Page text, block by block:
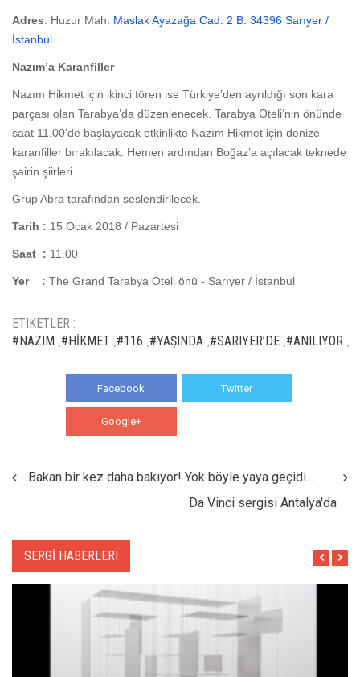
Adres: Huzur Mah. Maslak Ayazağa Cad. 2 B. 34396 Sarıyer /
İstanbul
Nazım’a Karanfiller
Nazım Hikmet için ikinci tören ise Türkiye’den ayrıldığı son kara
parçası olan Tarabya’da düzenlenecek. Tarabya Oteli’nin önünde
saat 11.00’de başlayacak etkinlikte Nazım Hikmet için denize
karanfiller bırakılacak. Hemen ardından Boğaz’a açılacak teknede
şairin şiirleri
Grup Abra tarafından seslendirilecek.
Tarih : 15 Ocak 2018 / Pazartesi
Saat : 11.00
Yer : The Grand Tarabya Oteli önü - Sarıyer / İstanbul
ETIKETLER :
#NAZIM #HİKMET #116 #YAŞINDA #SARIYER’DE #ANILIYOR
Facebook Twitter
Google+
Bakan bir kez daha bakıyor! Yok böyle yaya geçidi...
Da Vinci sergisi Antalya'da
SERGİ HABERLERI